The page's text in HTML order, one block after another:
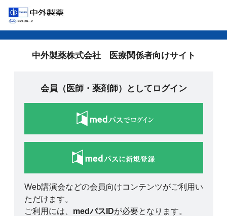
中外製薬株式会社 医療関係者向けサイト
会員（医師・薬剤師）としてログイン
Web講演会などの会員向けコンテンツがご利用い
ただけます。
ご利用には、 medパスIDが必要となります。